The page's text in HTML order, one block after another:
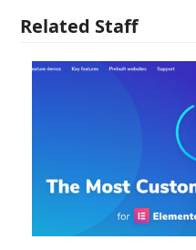
Related Staff